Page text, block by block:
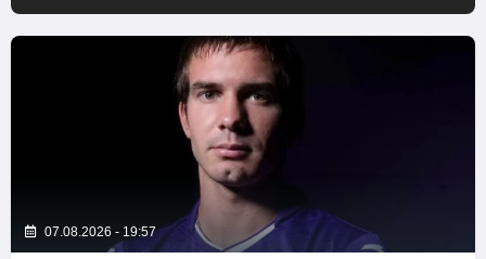
07.08.2026 - 19:57